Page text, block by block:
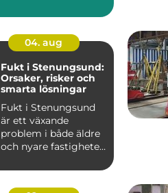
anvä...
04. aug
Fukt i Stenungsund:
Orsaker, risker och
smarta lösningar
Fukt i Stenungsund
är ett växande
problem i både äldre
och nyare fastigheter,